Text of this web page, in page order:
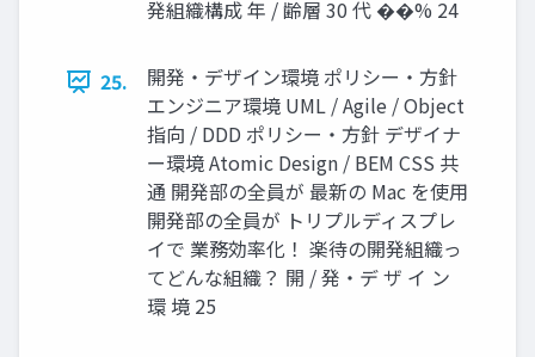
発組織構成 年 / 齢層 30 代 ��% 24
25.
開発・デザイン環境 ポリシー・方針
エンジニア環境 UML / Agile / Object
指向 / DDD ポリシー・方針 デザイナ
ー環境 Atomic Design / BEM CSS 共
通 開発部の全員が 最新の Mac を使用
開発部の全員が トリプルディスプレ
イで 業務効率化！ 楽待の開発組織っ
てどんな組織？ 開 / 発・デ ザ イ ン
環 境 25